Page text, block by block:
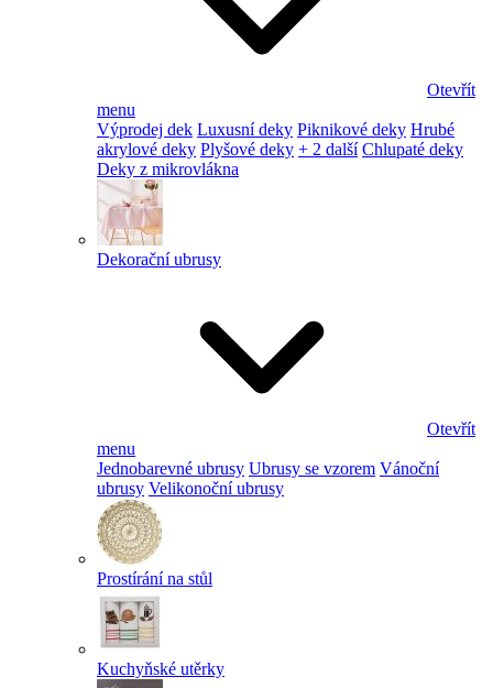
Otevřít
menu
Výprodej dek Luxusní deky Piknikové deky Hrubé
akrylové deky Plyšové deky + 2 další Chlupaté deky
Deky z mikrovlákna
Dekorační ubrusy
Otevřít
menu
Jednobarevné ubrusy Ubrusy se vzorem Vánoční
ubrusy Velikonoční ubrusy
Prostírání na stůl
Kuchyňské utěrky